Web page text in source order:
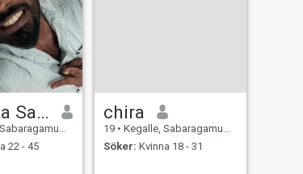
Chanaka Sampath
Sri Lanka
22 - 45
chira
19 • Kegalle, Sabaragamuwa, Sri Lanka
Söker: Kvinna 18 - 31